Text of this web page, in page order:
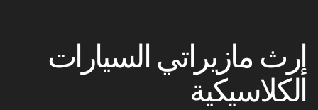
إرث مازيراتي السيارات
الكلاسيكية